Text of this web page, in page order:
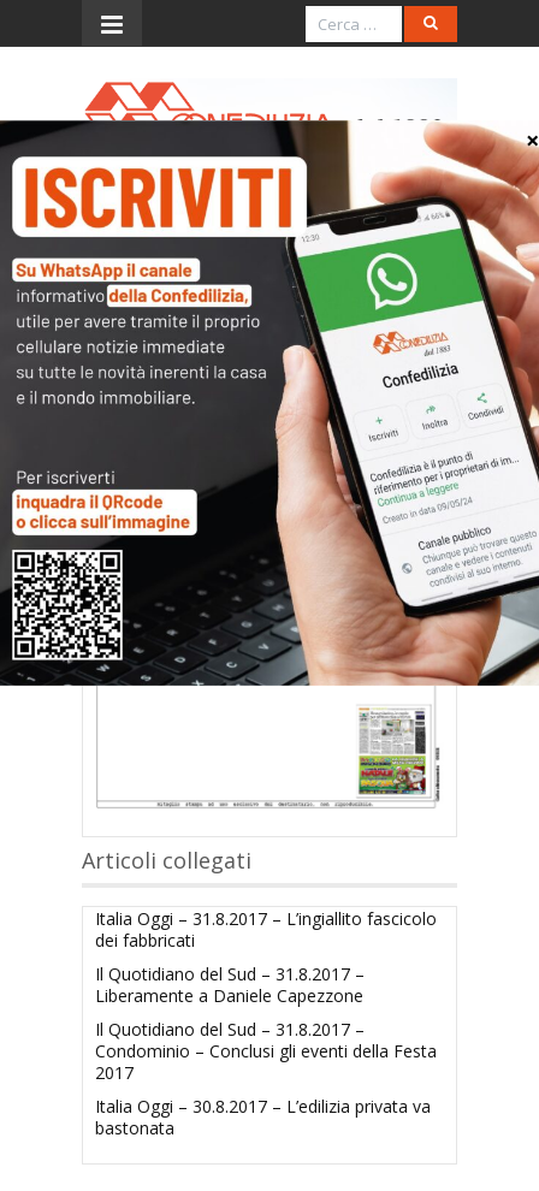
Menu
Metro – 15.11.2016 –
Diritto di voto limitato
Articoli collegati
Italia Oggi – 31.8.2017 – L’ingiallito fascicolo
dei fabbricati
Il Quotidiano del Sud – 31.8.2017 –
Liberamente a Daniele Capezzone
Il Quotidiano del Sud – 31.8.2017 –
Condominio – Conclusi gli eventi della Festa
2017
Italia Oggi – 30.8.2017 – L’edilizia privata va
bastonata